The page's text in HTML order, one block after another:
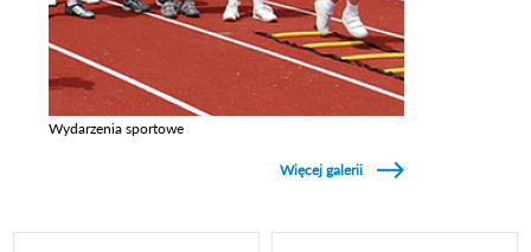
Wydarzenia sportowe
Więcej galerii